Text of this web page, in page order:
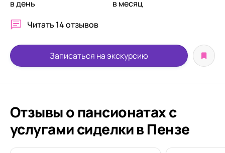
в день
в месяц
Читать 14 отзывов
Записаться на экскурсию
Отзывы о пансионатах с
услугами сиделки в Пензе